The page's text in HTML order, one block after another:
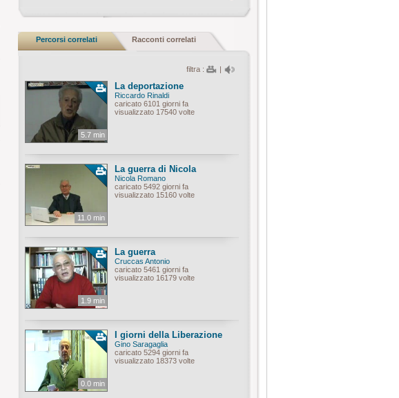
Percorsi correlati Racconti correlati
filtra : |
5.7 min
La deportazione
Riccardo Rinaldi
caricato 6101 giorni fa
visualizzato 17540 volte
11.0 min
La guerra di Nicola
Nicola Romano
caricato 5492 giorni fa
visualizzato 15160 volte
1.9 min
La guerra
Cruccas Antonio
caricato 5461 giorni fa
visualizzato 16179 volte
0.0 min
I giorni della Liberazione
Gino Saragaglia
caricato 5294 giorni fa
visualizzato 18373 volte